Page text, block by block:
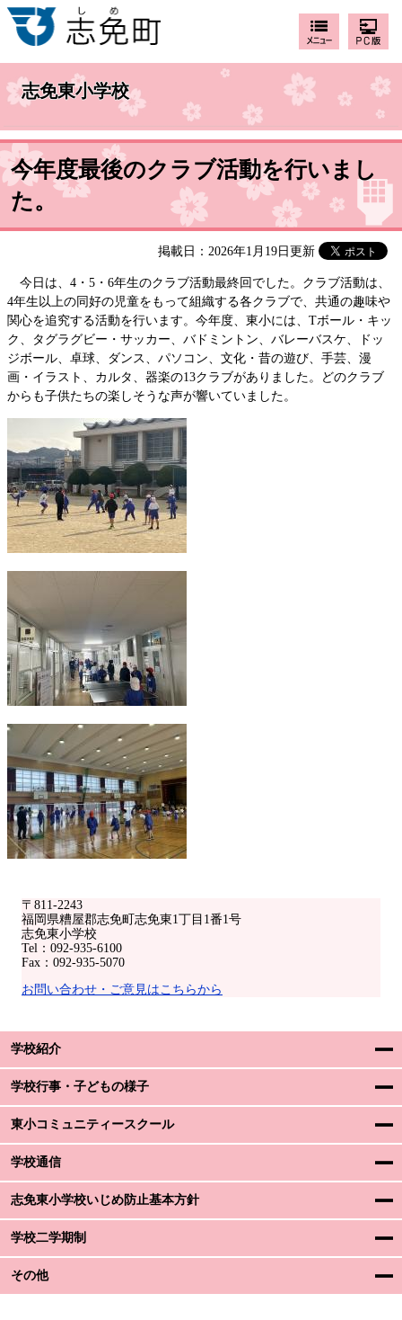
志免東小学校
〒811-2243
福岡県糟屋郡志免町志免東1丁目1番1号
志免東小学校
Tel：092-935-6100
Fax：092-935-5070
お問い合わせ・ご意見はこちらから
学校紹介
学校行事・子どもの様子
東小コミュニティースクール
学校通信
志免東小学校いじめ防止基本方針
学校二学期制
その他
今年度最後のクラブ活動を行いまし
た。
掲載日：2026年1月19日更新
今日は、4・5・6年生のクラブ活動最終回でした。クラブ活動は、
4年生以上の同好の児童をもって組織する各クラブで、共通の趣味や
関心を追究する活動を行います。今年度、東小には、Tボール・キッ
ク、タグラグビー・サッカー、バドミントン、バレーバスケ、ドッ
ジボール、卓球、ダンス、パソコン、文化・昔の遊び、手芸、漫
画・イラスト、カルタ、器楽の13クラブがありました。どのクラブ
からも子供たちの楽しそうな声が響いていました。